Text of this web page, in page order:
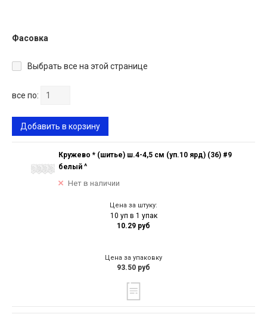
Фасовка
Выбрать все на этой странице
все по:
Добавить в корзину
Кружево * (шитье) ш.4-4,5 см (уп.10 ярд) (36) #9
белый ^
Нет в наличии
Цена за штуку:
10 уп в 1 упак
10.29 руб
Цена за упаковку
93.50 руб